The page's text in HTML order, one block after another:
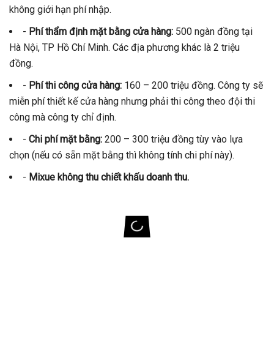
không giới hạn phí nhập.
- Phí thẩm định mặt bằng cửa hàng: 500 ngàn đồng tại
Hà Nội, TP Hồ Chí Minh. Các địa phương khác là 2 triệu
đồng.
- Phí thi công cửa hàng: 160 – 200 triệu đồng. Công ty sẽ
miễn phí thiết kế cửa hàng nhưng phải thi công theo đội thi
công mà công ty chỉ định.
- Chi phí mặt bằng: 200 – 300 triệu đồng tùy vào lựa
chọn (nếu có sẵn mặt bằng thì không tính chi phí này).
- Mixue không thu chiết khấu doanh thu.